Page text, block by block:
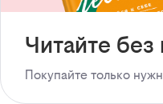
Читайте без
Покупайте только